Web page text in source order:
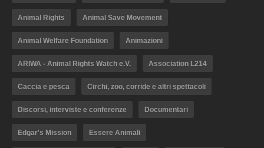
Animal Rights Animal Save Movement
Animal Welfare Foundation Animazioni
ARIWA - Animal Rights Watch e.V. Association L214
Caccia e pesca Circhi, zoo, corride e altri spettacoli
Discorsi, interviste e conferenze Documentari
Edgar's Mission Essere Animali